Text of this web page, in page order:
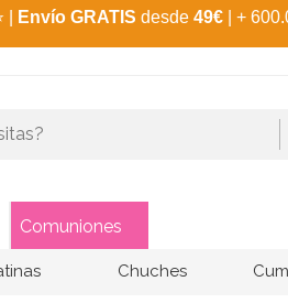
Envío GRATIS desde 49€ | +
Comuniones
Chuches